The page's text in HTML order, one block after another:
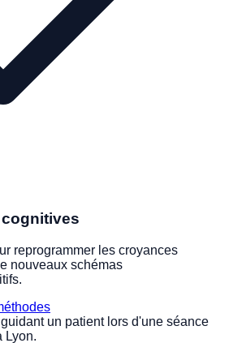
reprogrammer les croyances
nouveaux schémas